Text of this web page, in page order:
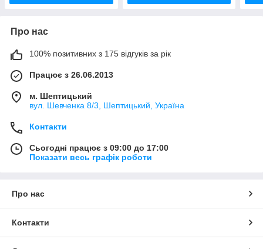
Про нас
100% позитивних з 175 відгуків за рік
Працює з 26.06.2013
м. Шептицький
вул. Шевченка 8/3, Шептицький, Україна
Контакти
Сьогодні працює з 09:00 до 17:00
Показати весь графік роботи
Про нас
Контакти